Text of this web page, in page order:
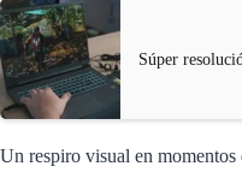
Súper
Un respiro visual en momentos